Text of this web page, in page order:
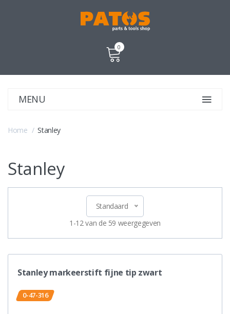
0
MENU
Home Stanley
Stanley
Standaard
1-12 van de 59 weergegeven
Stanley markeerstift fijne tip zwart
0-47-316